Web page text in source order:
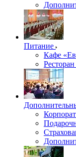
Питание
Кафе